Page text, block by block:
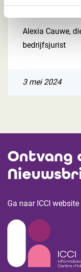
beroepsgeheim
Alexia Cauwe,
bedrijfsjurist
3 mei 2024
Ontvang
Ga naar ICCI website